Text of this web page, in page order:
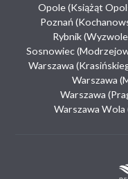
Opole (Książąt
Poznań
Rybnik
Sosnowiec
Warszawa
Warszawa
Warszawa
Warszawa Wola